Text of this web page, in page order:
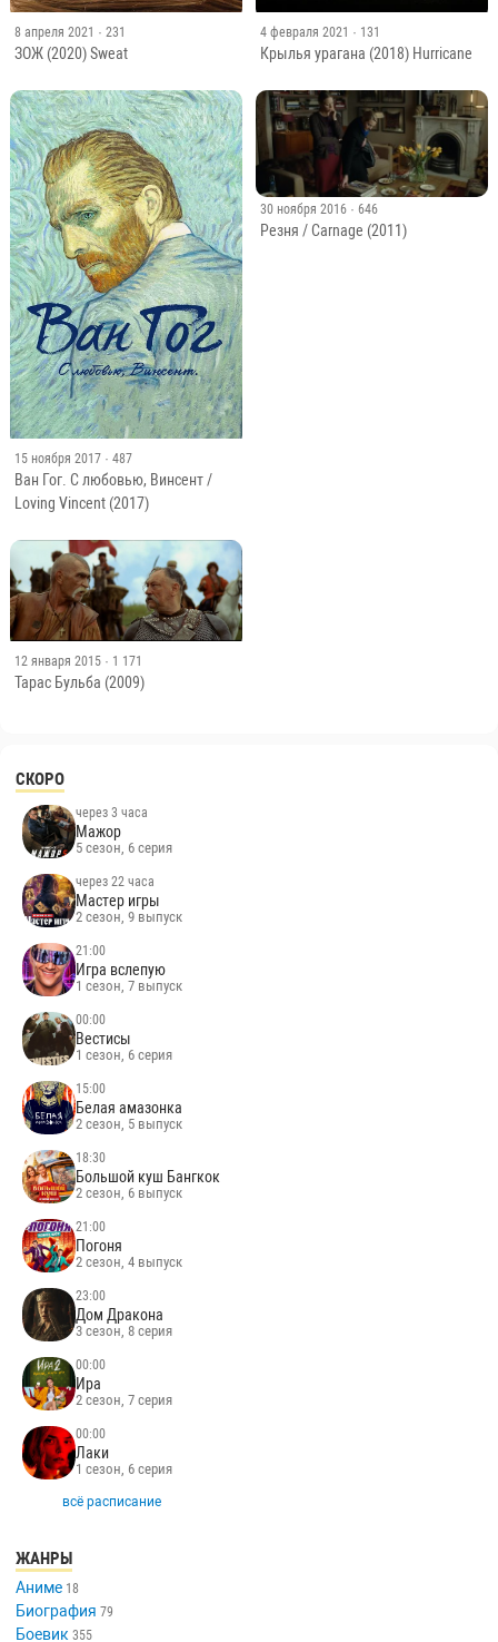
8 апреля 2021 · 231
ЗОЖ (2020) Sweat
4 февраля 2021 · 131
Крылья урагана (2018) Hurricane
15 ноября 2017 · 487
Ван Гог. С любовью, Винсент /
Loving Vincent (2017)
30 ноября 2016 · 646
Резня / Carnage (2011)
12 января 2015 · 1 171
Тарас Бульба (2009)
СКОРО
через 3 часа
Мажор
5 сезон, 6 серия
через 22 часа
Мастер игры
2 сезон, 9 выпуск
21:00
Игра вслепую
1 сезон, 7 выпуск
00:00
Вестисы
1 сезон, 6 серия
15:00
Белая амазонка
2 сезон, 5 выпуск
18:30
Большой куш Бангкок
2 сезон, 6 выпуск
21:00
Погоня
2 сезон, 4 выпуск
23:00
Дом Дракона
3 сезон, 8 серия
00:00
Ира
2 сезон, 7 серия
00:00
Лаки
1 сезон, 6 серия
всё расписание
ЖАНРЫ
Аниме 18
Биография 79
Боевик 355